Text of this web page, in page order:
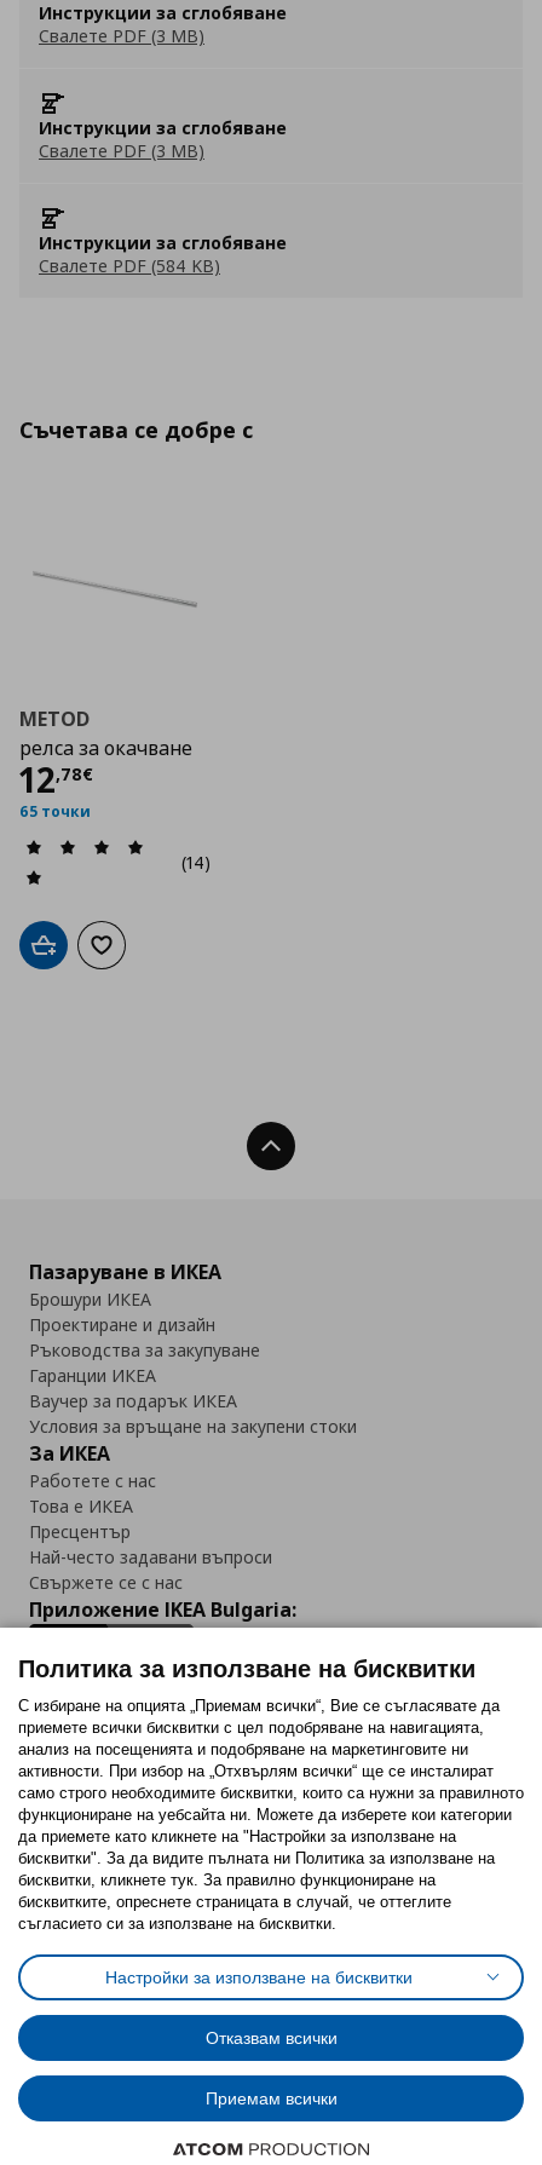
Инструкции за сглобяване
Свалете PDF (3 MB)
Инструкции за сглобяване
Свалете PDF (3 MB)
Инструкции за сглобяване
Свалете PDF (584 KB)
Съчетава се добре с
METOD
релса за окачване
12,78€
Цена
65 точки
(14)
Добави в кошницата
Добави към списъка с любими
Нагоре
Пазаруване в ИКЕА
Брошури ИКЕА
Проектиране и дизайн
Ръководства за закупуване
Гаранции ИКЕА
Ваучер за подарък ИКЕА
Условия за връщане на закупени стоки
За ИКЕА
Работете с нас
Това е ИКЕА
Пресцентър
Най-често задавани въпроси
Свържете се с нас
Приложение IKEA Bulgaria:
Последвайте ни:
FacebookTwitterYoutubePinterestInstagram
Политика за използване на бисквитки (Cookies)
Избор на настройки за използване на бисквитки
Условия за ползване на ikea.bgОбща политика за личните данни
Политика за защита на личните данни на ikea.bg
Общи условия на програма IKEA Family
Политика за защита на лични данни на програма IKEA Family
© Inter-IKEA Systems B.V. 1999 - 2025
Политика за използване на бисквитки
С избиране на опцията „Приемам всички“, Вие се съгласявате да
приемете всички бисквитки с цел подобряване на навигацията,
анализ на посещенията и подобряване на маркетинговите ни
активности. При избор на „Отхвърлям всички“ ще се инсталират
само строго необходимитe бисквитки, които са нужни за правилното
функциониране на уебсайта ни. Можете да изберете кои категории
да приемете като кликнете на "Настройки за използване на
бисквитки". За да видите пълната ни Политика за използване на
бисквитки, кликнете тук. За правилно функциониране на
бисквитките, опреснете страницата в случай, че оттеглите
съгласието си за използване на бисквитки.
Настройки за използване на бисквитки
Отказвам всички
Приемам всички